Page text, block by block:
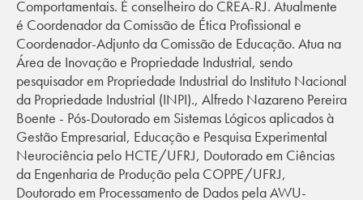
Comportamentais. É conselheiro do CREA-RJ. Atualmente
é Coordenador da Comissão de Ética Profissional e
Coordenador-Adjunto da Comissão de Educação. Atua na
Área de Inovação e Propriedade Industrial, sendo
pesquisador em Propriedade Industrial do Instituto Nacional
da Propriedade Industrial (INPI)., Alfredo Nazareno Pereira
Boente - Pós-Doutorado em Sistemas Lógicos aplicados à
Gestão Empresarial, Educação e Pesquisa Experimental
Neurociência pelo HCTE/UFRJ, Doutorado em Ciências
da Engenharia de Produção pela COPPE/UFRJ,
Doutorado em Processamento de Dados pela AWU-